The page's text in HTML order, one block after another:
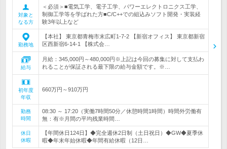
対象と
なる方
＜必須＞■電気工学、電子工学、パワーエレクトロニクス工学、
制御工学等を学ばれた方■C/C++での組込みソフト開発・実装経
験3年以上など
勤務地
【本社】 東京都青梅市末広町1-7-2 【新宿オフィス】 東京都新宿
区西新宿6-14-1 【株式会…
給与
月給：345,000円～480,000円※上記は今回の募集に対して支払わ
れることが保証される最下限の給与金額です。※…
初年度
年収
660万円～910万円
勤務
時間
08:30 ～ 17:20（実働7時間50分／休憩時間1時間）時間外労働有
無：有※月間の平均残業時間…
休日
休暇
【年間休日124日】◆完全週休2日制（土日祝日）◆GW◆夏季休
暇◆年末年始休暇◆年間有給休暇（12日…